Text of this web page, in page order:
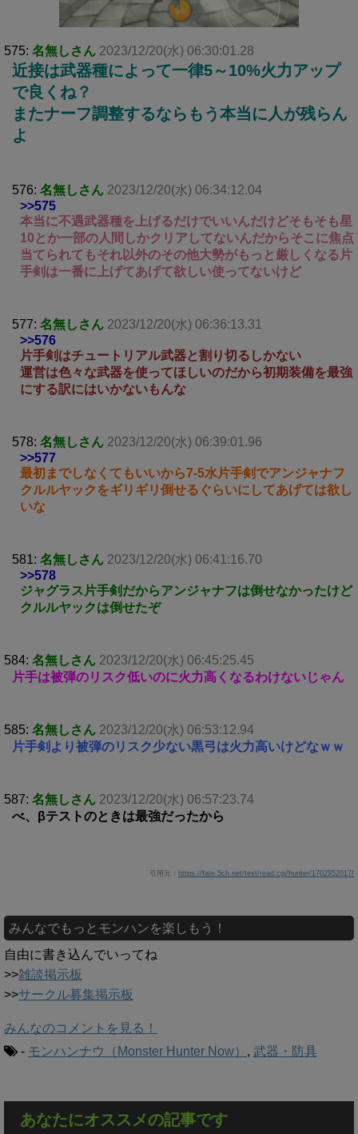
575: 名無しさん 2023/12/20(水) 06:30:01.28
近接は武器種によって一律5～10%火力アップ
で良くね？
またナーフ調整するならもう本当に人が残らん
よ
576: 名無しさん 2023/12/20(水) 06:34:12.04
>>575
本当に不遇武器種を上げるだけでいいんだけどそもそも星
10とか一部の人間しかクリアしてないんだからそこに焦点
当てられてもそれ以外のその他大勢がもっと厳しくなる片
手剣は一番に上げてあげて欲しい使ってないけど
577: 名無しさん 2023/12/20(水) 06:36:13.31
>>576
片手剣はチュートリアル武器と割り切るしかない
運営は色々な武器を使ってほしいのだから初期装備を最強
にする訳にはいかないもんな
578: 名無しさん 2023/12/20(水) 06:39:01.96
>>577
最初までしなくてもいいから7-5水片手剣でアンジャナフ
クルルヤックをギリギリ倒せるぐらいにしてあげては欲し
いな
581: 名無しさん 2023/12/20(水) 06:41:16.70
>>578
ジャグラス片手剣だからアンジャナフは倒せなかったけど
クルルヤックは倒せたぞ
584: 名無しさん 2023/12/20(水) 06:45:25.45
片手は被弾のリスク低いのに火力高くなるわけないじゃん
585: 名無しさん 2023/12/20(水) 06:53:12.94
片手剣より被弾のリスク少ない黒弓は火力高いけどなｗｗ
587: 名無しさん 2023/12/20(水) 06:57:23.74
べ、βテストのときは最強だったから
引用元： https://fate.5ch.net/test/read.cgi/hunter/1702952017/
みんなでもっとモンハンを楽しもう！
自由に書き込んでいってね
>>雑談掲示板
>>サークル募集掲示板
みんなのコメントを見る！
- モンハンナウ（Monster Hunter Now） , 武器・防具
あなたにオススメの記事です